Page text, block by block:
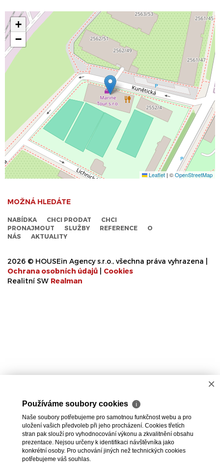
+
−
Leaflet | ©OpenStreetMap
MOŽNÁ HLEDÁTE
NABÍDKA CHCI PRODAT
CHCI
PRONAJMOUT
SLUŽBY REFERENCE
O
NÁS
AKTUALITY
2026 © HOUSEin Agency s.r.o., všechna práva vyhrazena |
Ochrana osobních údajů
Cookies
Realitní SW Realman
×
Používáme soubory cookies ℹ
Naše soubory potřebujeme pro samotnou funkčnost webu a pro
uložení vašich předvoleb při jeho procházení. Cookies třetích
stran pak slouží pro vyhodnocování výkonu a zkvalitnění obsahu
prezentace. Nejsou určeny k identifikaci návštěvníka jako
konkrétní osoby. Pro uchování jiných než technických cookies
potřebujeme váš souhlas.